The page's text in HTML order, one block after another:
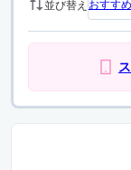
並び替え おすす